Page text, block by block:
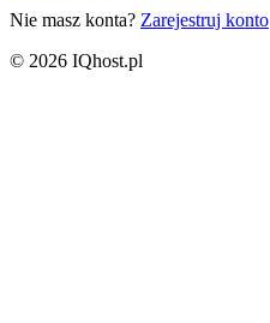
Nie masz konta? Zarejestruj konto
© 2026 IQhost.pl